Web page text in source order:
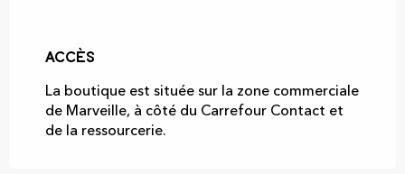
Accès
Accès
La boutique est située sur la zone commerciale
de Marveille, à côté du Carrefour Contact et
de la ressourcerie.